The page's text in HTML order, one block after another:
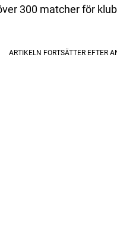
300 matcher för